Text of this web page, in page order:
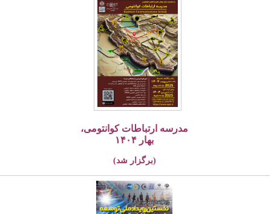
مدرسه ارتباطات کوانتومی،
بهار ۱۴۰۴
(برگزار شد)